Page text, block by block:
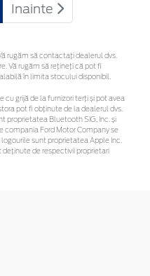
Inainte
rugăm să contactaţi dealerul dvs.
Vă rugăm să rețineți că pot fi
în limita stocului disponibil.
grijă de la furnizori terți și pot avea
pot fi obținute de la dealerul dvs.
proprietatea Bluetooth SIG, Inc. și
compania Ford Motor Company se
sunt proprietatea Apple Inc.
de respectivii proprietari